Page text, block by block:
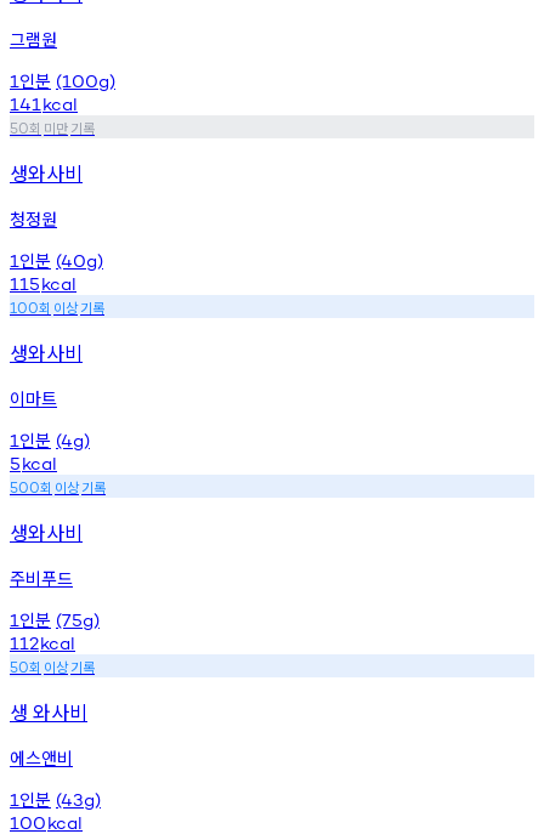
그램원
1 인분 (100g)
141 kcal
50회 미만기록
생와사비
청정원
1 인분 (40g)
115kcal
100회 이상기록
생와사비
이마트
1 인분 (4g)
5kcal
500회 이상기록
생와사비
주비푸드
1 인분 (75g)
112kcal
50회 이상기록
생 와사비
에스앤비
1 인분 (43g)
100kcal